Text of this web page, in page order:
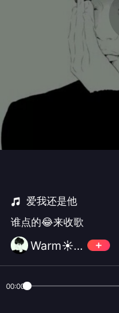
爱我还是他
谁点的😂来收歌
Warm☀️🌈
00:00